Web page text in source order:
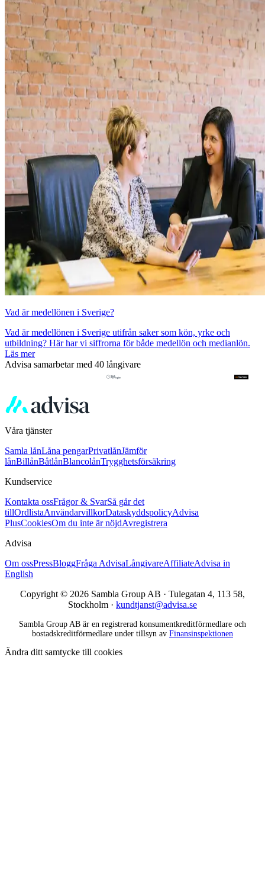
Vad är medellönen i Sverige?
Vad är medellönen i Sverige utifrån saker som kön, yrke och
utbildning? Här har vi siffrorna för både medellön och medianlön.
Läs mer
Advisa samarbetar med 40 långivare
Våra tjänster
Samla lånLåna pengarPrivatlånJämför
lånBillånBåtlånBlancolånTrygghetsförsäkring
Kundservice
Kontakta ossFrågor & SvarSå går det
tillOrdlistaAnvändarvillkorDataskyddspolicyAdvisa
PlusCookiesOm du inte är nöjdAvregistrera
Advisa
Om ossPressBloggFråga AdvisaLångivareAffiliateAdvisa in
English
Copyright © 2026 Sambla Group AB · Tulegatan 4, 113 58,
Stockholm · kundtjanst@advisa.se
Sambla Group AB är en registrerad konsumentkreditförmedlare och
bostadskreditförmedlare under tillsyn av Finansinspektionen
Ändra ditt samtycke till cookies